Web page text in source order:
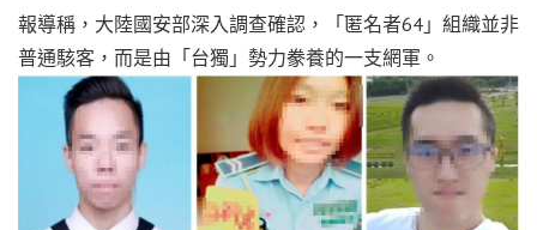
報導稱，大陸國安部深入調查確認，「匿名者64」組織並非
普通駭客，而是由「台獨」勢力豢養的一支網軍。